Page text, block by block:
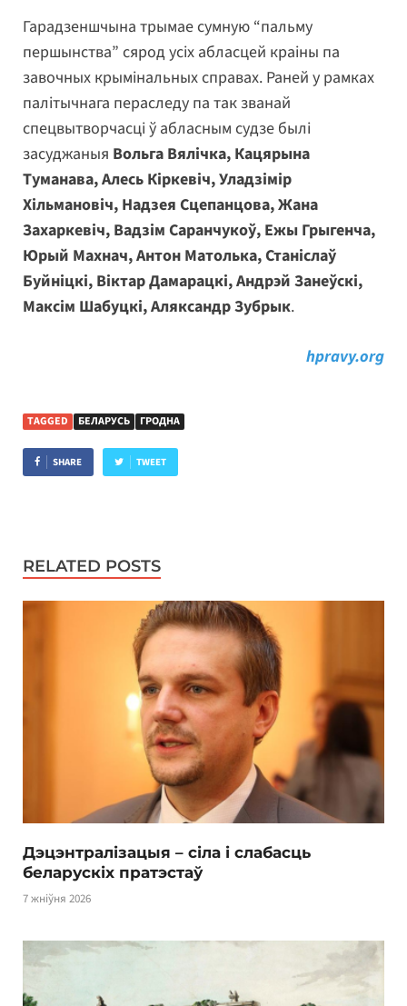
Гарадзеншчына трымае сумную “пальму
першынства” сярод усіх абласцей краіны па
завочных крымінальных справах. Раней у рамках
палітычнага пераследу па так званай
спецвытворчасці ў абласным судзе былі
засуджаныя Вольга Вялічка, Кацярына
Туманава, Алесь Кіркевіч, Уладзімір
Хільмановіч, Надзея Сцепанцова, Жана
Захаркевіч, Вадзім Саранчукоў, Ежы Грыгенча,
Юрый Махнач, Антон Матолька, Станіслаў
Буйніцкі, Віктар Дамарацкі, Андрэй Занеўскі,
Максім Шабуцкі, Аляксандр Зубрык.
hpravy.org
TAGGED БЕЛАРУСЬ ГРОДНА
SHARE TWEET
RELATED POSTS
Дэцэнтралізацыя – сіла і слабасць
беларускіх пратэстаў
7 жніўня 2026